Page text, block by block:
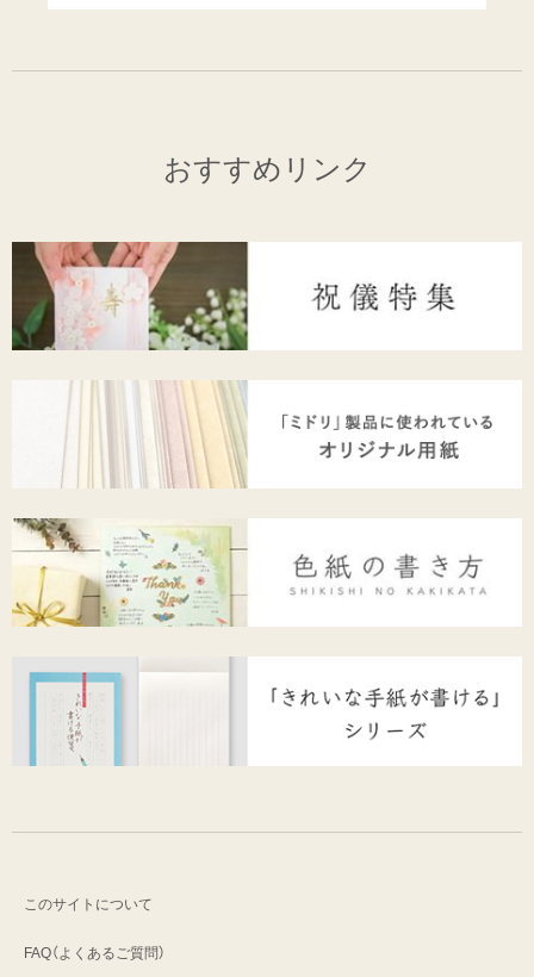
おすすめリンク
このサイトについて
FAQ（よくあるご質問）